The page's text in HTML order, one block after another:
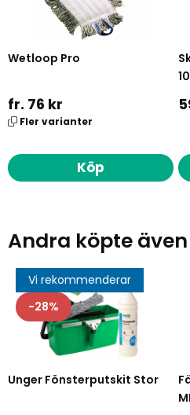
Wetloop Pro
fr. 76 kr
Fler varianter
Köp
Andra köpte även
Vi rekommenderar
28
Unger Fönsterputskit Stor